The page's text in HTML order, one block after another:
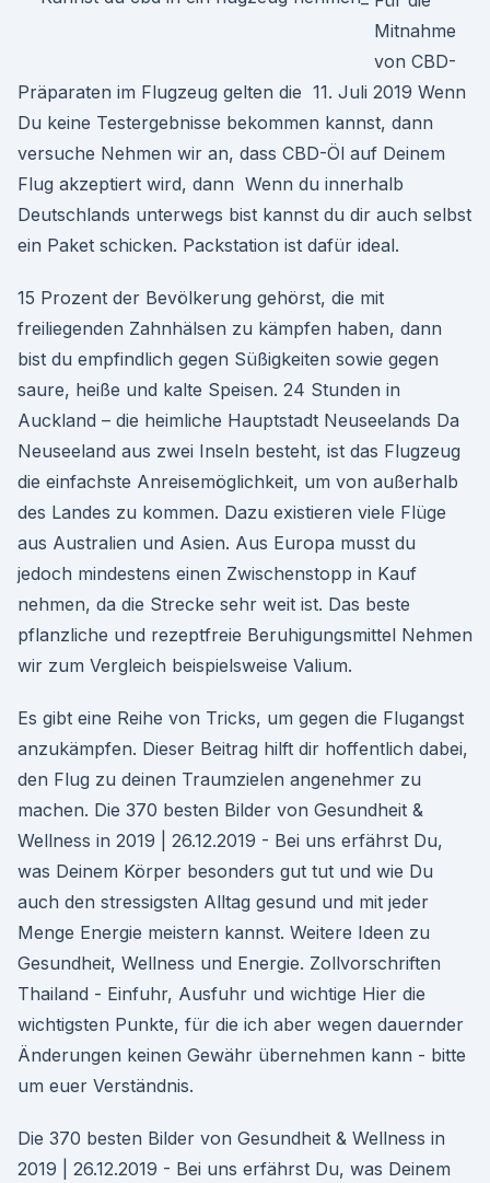
Mitnahme
von CBD-
Präparaten im Flugzeug gelten die 11. Juli 2019 Wenn
Du keine Testergebnisse bekommen kannst, dann
versuche Nehmen wir an, dass CBD-Öl auf Deinem
Flug akzeptiert wird, dann Wenn du innerhalb
Deutschlands unterwegs bist kannst du dir auch selbst
ein Paket schicken. Packstation ist dafür ideal.
15 Prozent der Bevölkerung gehörst, die mit
freiliegenden Zahnhälsen zu kämpfen haben, dann
bist du empfindlich gegen Süßigkeiten sowie gegen
saure, heiße und kalte Speisen. 24 Stunden in
Auckland – die heimliche Hauptstadt Neuseelands Da
Neuseeland aus zwei Inseln besteht, ist das Flugzeug
die einfachste Anreisemöglichkeit, um von außerhalb
des Landes zu kommen. Dazu existieren viele Flüge
aus Australien und Asien. Aus Europa musst du
jedoch mindestens einen Zwischenstopp in Kauf
nehmen, da die Strecke sehr weit ist. Das beste
pflanzliche und rezeptfreie Beruhigungsmittel Nehmen
wir zum Vergleich beispielsweise Valium.
Es gibt eine Reihe von Tricks, um gegen die Flugangst
anzukämpfen. Dieser Beitrag hilft dir hoffentlich dabei,
den Flug zu deinen Traumzielen angenehmer zu
machen. Die 370 besten Bilder von Gesundheit &
Wellness in 2019 | 26.12.2019 - Bei uns erfährst Du,
was Deinem Körper besonders gut tut und wie Du
auch den stressigsten Alltag gesund und mit jeder
Menge Energie meistern kannst. Weitere Ideen zu
Gesundheit, Wellness und Energie. Zollvorschriften
Thailand - Einfuhr, Ausfuhr und wichtige Hier die
wichtigsten Punkte, für die ich aber wegen dauernder
Änderungen keinen Gewähr übernehmen kann - bitte
um euer Verständnis.
Die 370 besten Bilder von Gesundheit & Wellness in
2019 | 26.12.2019 - Bei uns erfährst Du, was Deinem